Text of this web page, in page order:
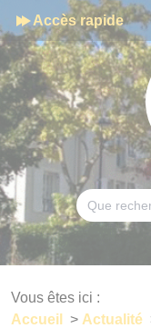
Accès rapide
Rechercher
Vous êtes ici :
Accueil
> Actualité
Cookies management